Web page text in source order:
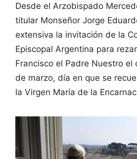
Desde el Arzobispado
titular Monseñor Jorge
extensiva la invitación de la
Episcopal Argentina para
Francisco el Padre Nuestro el
de marzo, día en que se
la Virgen María de la